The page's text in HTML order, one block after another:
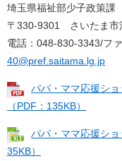
埼玉県福祉部少子政策
〒330-9301 さいたま市
電話：048-830-3343/フ
40@pref.saitama.lg.jp
パパ・ママ応援ショ
（PDF：135KB）
パパ・ママ応援シ
35KB）